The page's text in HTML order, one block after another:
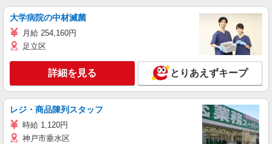
大学病院の中材滅菌
月給 254,160円
足立区
詳細を見る とりあえずキープ
レジ・商品陳列スタッフ
時給 1,120円
神戸市垂水区